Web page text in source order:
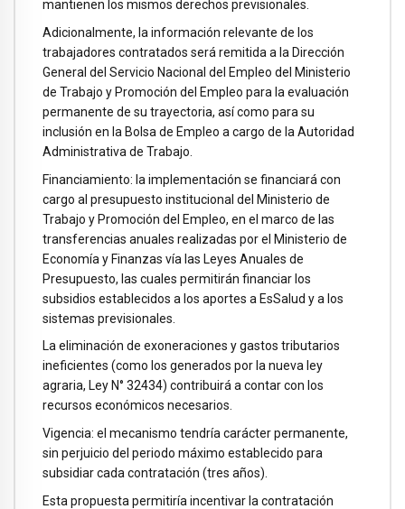
mantienen los mismos derechos previsionales.
Adicionalmente, la información relevante de los
trabajadores contratados será remitida a la Dirección
General del Servicio Nacional del Empleo del Ministerio
de Trabajo y Promoción del Empleo para la evaluación
permanente de su trayectoria, así como para su
inclusión en la Bolsa de Empleo a cargo de la Autoridad
Administrativa de Trabajo.
Financiamiento: la implementación se financiará con
cargo al presupuesto institucional del Ministerio de
Trabajo y Promoción del Empleo, en el marco de las
transferencias anuales realizadas por el Ministerio de
Economía y Finanzas vía las Leyes Anuales de
Presupuesto, las cuales permitirán financiar los
subsidios establecidos a los aportes a EsSalud y a los
sistemas previsionales.
La eliminación de exoneraciones y gastos tributarios
ineficientes (como los generados por la nueva ley
agraria, Ley N° 32434) contribuirá a contar con los
recursos económicos necesarios.
Vigencia: el mecanismo tendría carácter permanente,
sin perjuicio del periodo máximo establecido para
subsidiar cada contratación (tres años).
Esta propuesta permitiría incentivar la contratación